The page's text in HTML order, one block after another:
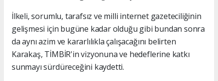
İlkeli, sorumlu, tarafsız ve milli internet gazeteciliğinin
gelişmesi için bugüne kadar olduğu gibi bundan sonra
da aynı azim ve kararlılıkla çalışacağını belirten
Karakaş, TİMBİR'in vizyonuna ve hedeflerine katkı
sunmayı sürdüreceğini kaydetti.